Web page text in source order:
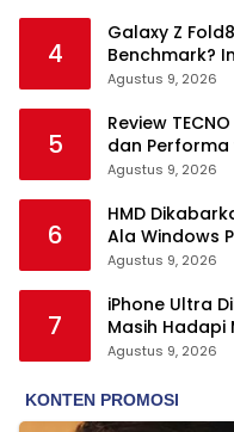
4
Galaxy Z
Benchmark?
Agustus 9, 2026
5
Review
dan Performa
Agustus 9, 2026
6
HMD
Ala Windows
Agustus 9, 2026
7
iPhone Ultra
Masih Hadapi
Agustus 9, 2026